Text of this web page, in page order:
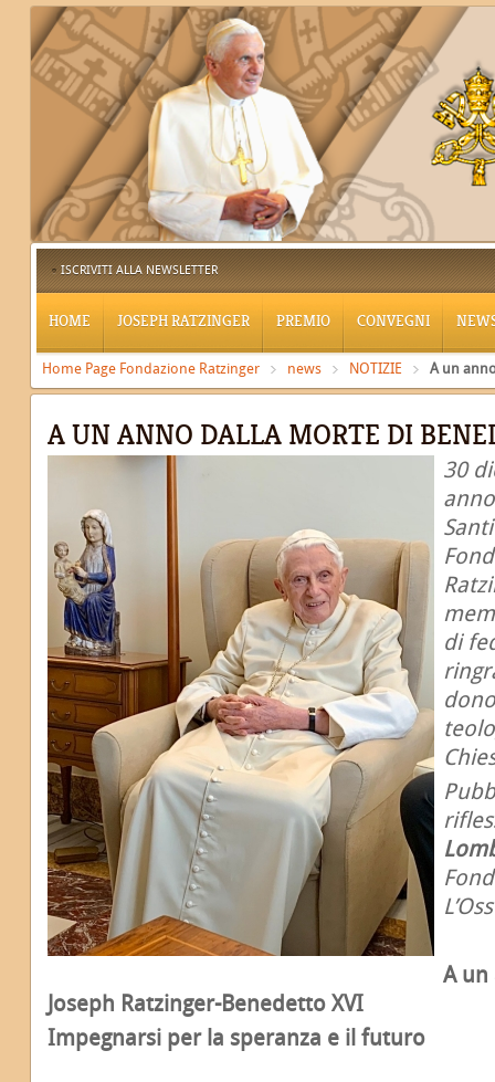
ISCRIVITI ALLA NEWSLETTER
HOME JOSEPH RATZINGER PREMIO CONVEGNI
Home Page Fondazione Ratzinger news NOTIZIE A un
A UN ANNO DALLA MORTE DI
30
di
A
Joseph Ratzinger-Benedetto XVI
Impegnarsi per la speranza e il futuro